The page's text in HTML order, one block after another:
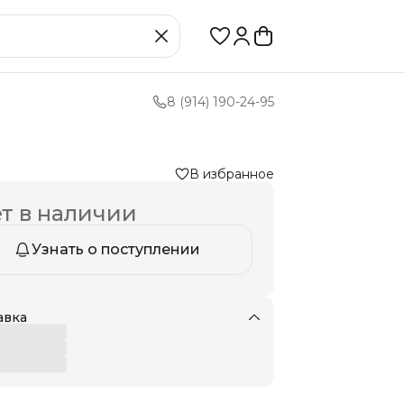
8 (914) 190-24-95
В избранное
в наличии
Узнать о поступлении